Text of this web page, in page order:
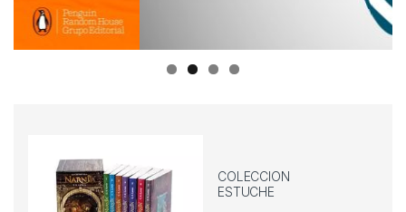
COLECCION
ESTUCHE